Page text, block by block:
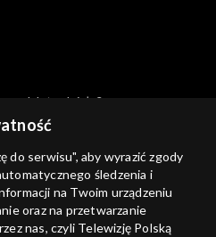
Jak to działa?
Gruba przesada – otyłość
do serwisu", aby wyrazić zgody
śledzenia i
na Twoim urządzeniu
oraz na przetwarzanie
nas, czyli Telewizję Polską